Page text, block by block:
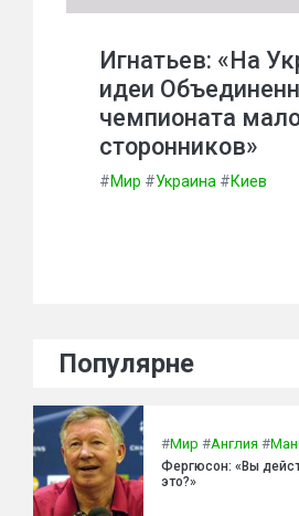
Игнатьев: «На
идеи
чемпионата
сторонников»
#Мир #Украина #Киев
Популярне
#Мир #Англия #
Фергюсон: «Вы
это?»